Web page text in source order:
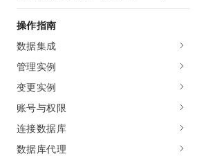
操作指南
数据集成
管理实例
变更实例
账号与权限
连接数据库
数据库代理